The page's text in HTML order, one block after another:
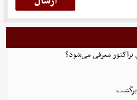
تراکتور معرفی می‌شود؟
برگشت